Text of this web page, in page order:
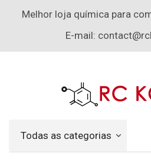
Melhor loja química para
E-mail:
Todas as categorias